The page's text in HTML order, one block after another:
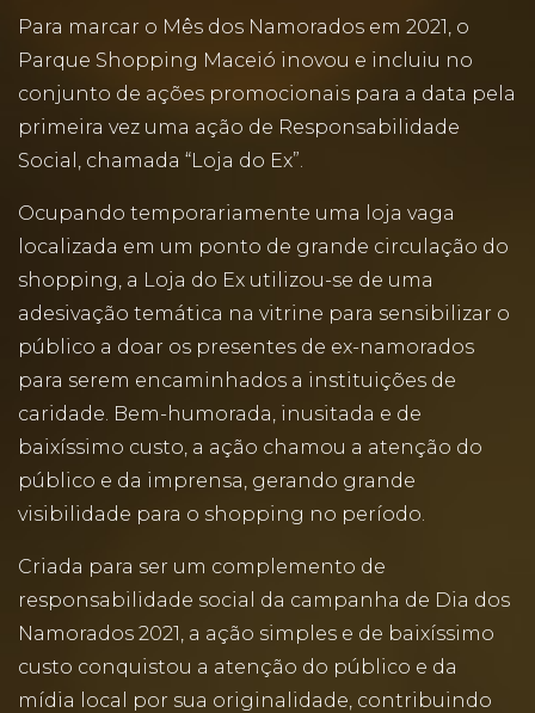
Para marcar o Mês dos Namorados em 2021, o
Parque Shopping Maceió inovou e incluiu no
conjunto de ações promocionais para a data pela
primeira vez uma ação de Responsabilidade
Social, chamada “Loja do Ex”.
Ocupando temporariamente uma loja vaga
localizada em um ponto de grande circulação do
shopping, a Loja do Ex utilizou-se de uma
adesivação temática na vitrine para sensibilizar o
público a doar os presentes de ex-namorados
para serem encaminhados a instituições de
caridade. Bem-humorada, inusitada e de
baixíssimo custo, a ação chamou a atenção do
público e da imprensa, gerando grande
visibilidade para o shopping no período.
Criada para ser um complemento de
responsabilidade social da campanha de Dia dos
Namorados 2021, a ação simples e de baixíssimo
custo conquistou a atenção do público e da
mídia local por sua originalidade, contribuindo